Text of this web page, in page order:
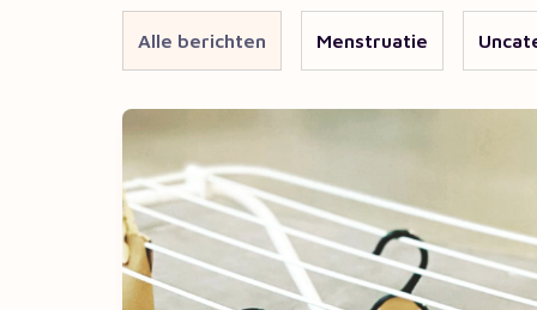
Alle berichten Menstruatie